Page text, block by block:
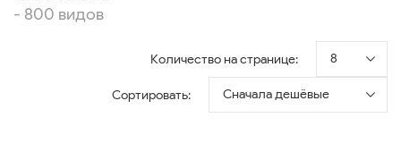
- 800 видов
Количество на странице: 8
Сортировать: Сначала дешёвые